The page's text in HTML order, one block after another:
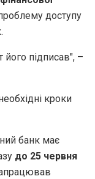
доступу
підписав", –
кроки
банк має
до 25 червня